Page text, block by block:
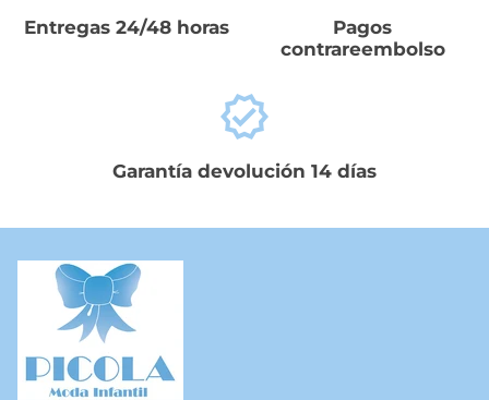
Entregas 24/48 horas
Pagos
contrareembolso
verified
Garantía devolución 14 días